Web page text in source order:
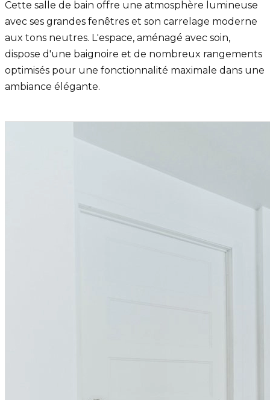
Cette salle de bain offre une atmosphère lumineuse
avec ses grandes fenêtres et son carrelage moderne
aux tons neutres. L'espace, aménagé avec soin,
dispose d'une baignoire et de nombreux rangements
optimisés pour une fonctionnalité maximale dans une
ambiance élégante.